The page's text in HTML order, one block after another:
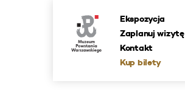
Ekspozycja
Zaplanuj wizytę
Kontakt
Kup bilety